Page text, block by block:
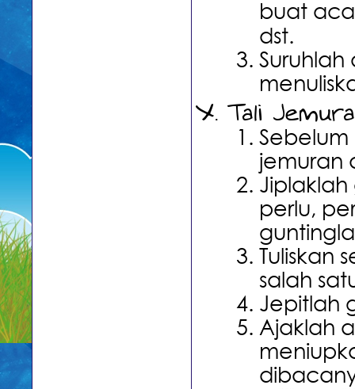
buat
dst.
Tali
jemuran
perlu,
Tuliskan
salah
Jepitlah
Ajaklah